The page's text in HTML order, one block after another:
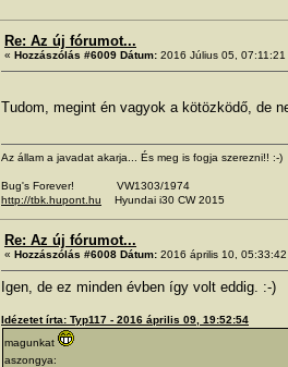
Re: Az új fórumot...
« Hozzászólás #6009 Dátum: 2016 Július 05, 07:11:21
Tudom, megint én vagyok a kötözködő, de
Az állam a javadat akarja... És meg is fogja szerezni!! :-)
Bug's Forever! VW1303/1974
http://tbk.hupont.hu Hyundai i30 CW 2015
Re: Az új fórumot...
« Hozzászólás #6008 Dátum: 2016 április 10,
Igen, de ez minden évben így volt eddig. :-)
Idézetet írta: Typ117 - 2016 április 09, 19:52:54
magunkat
aszongya: